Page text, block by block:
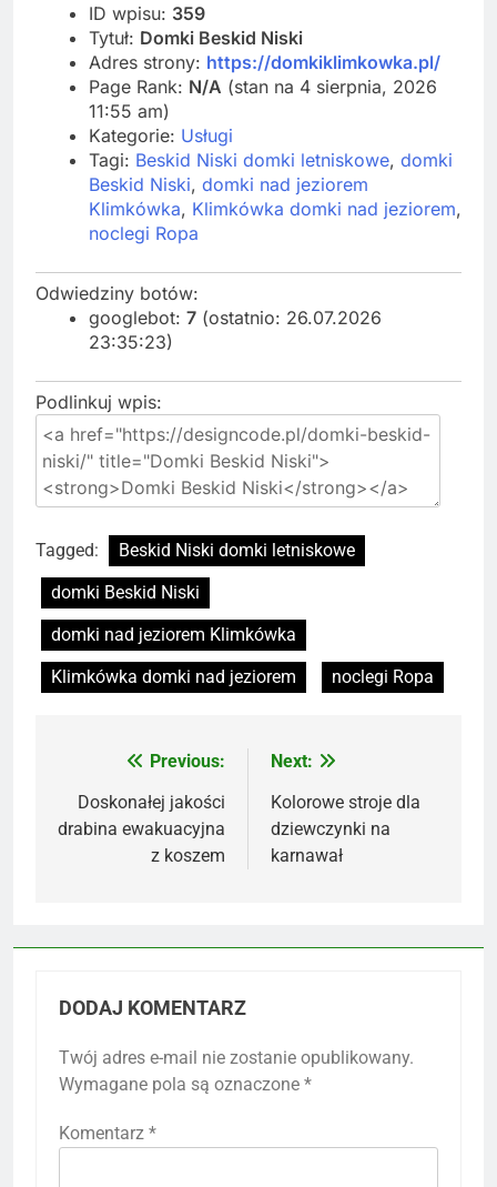
ID wpisu: 359
Tytuł: Domki Beskid Niski
Adres strony: https://domkiklimkowka.pl/
Page Rank: N/A (stan na 4 sierpnia, 2026
11:55 am)
Kategorie: Usługi
Tagi: Beskid Niski domki letniskowe, domki
Beskid Niski, domki nad jeziorem
Klimkówka, Klimkówka domki nad jeziorem,
noclegi Ropa
Odwiedziny botów:
googlebot: 7 (ostatnio: 26.07.2026
23:35:23)
Podlinkuj wpis:
Tagged:
Beskid Niski domki letniskowe
domki Beskid Niski
domki nad jeziorem Klimkówka
Klimkówka domki nad jeziorem
noclegi Ropa
Nawigacja
wpisu
Previous:
Doskonałej jakości
drabina ewakuacyjna
z koszem
Next:
Kolorowe stroje dla
dziewczynki na
karnawał
DODAJ KOMENTARZ
Twój adres e-mail nie zostanie opublikowany.
Wymagane pola są oznaczone *
Komentarz *